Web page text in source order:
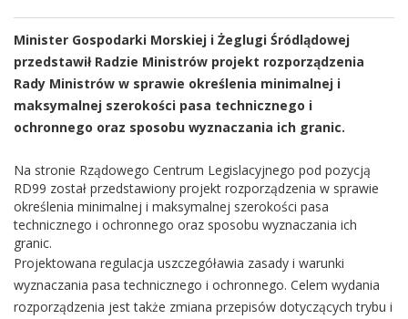
Minister Gospodarki Morskiej i Żeglugi Śródlądowej
przedstawił Radzie Ministrów projekt rozporządzenia
Rady Ministrów w sprawie określenia minimalnej i
maksymalnej szerokości pasa technicznego i
ochronnego oraz sposobu wyznaczania ich granic.
Na stronie Rządowego Centrum Legislacyjnego pod pozycją
RD99 został przedstawiony projekt rozporządzenia w sprawie
określenia minimalnej i maksymalnej szerokości pasa
technicznego i ochronnego oraz sposobu wyznaczania ich
granic.
Projektowana regulacja uszczegóławia zasady i warunki
wyznaczania pasa technicznego i ochronnego. Celem wydania
rozporządzenia jest także zmiana przepisów dotyczących trybu i